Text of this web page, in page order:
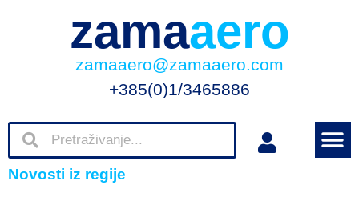
zamaaero
zamaaero@zamaaero.com
+385(0)1/3465886
Novosti iz regije